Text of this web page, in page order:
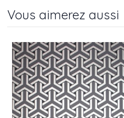
Vous aimerez aussi